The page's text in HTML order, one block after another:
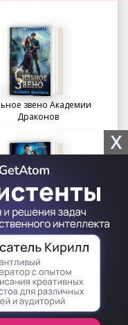
звено Академии
Драконов
вечности в
Академии Судьбы
X